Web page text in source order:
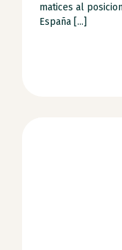
matices al
España [...]